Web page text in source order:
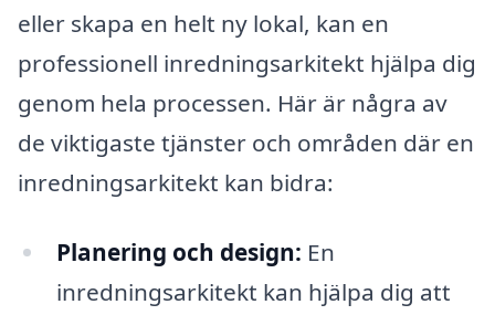
eller skapa en helt ny lokal, kan en
professionell inredningsarkitekt hjälpa dig
genom hela processen. Här är några av
de viktigaste tjänster och områden där en
inredningsarkitekt kan bidra:
Planering och design: En
inredningsarkitekt kan hjälpa dig att